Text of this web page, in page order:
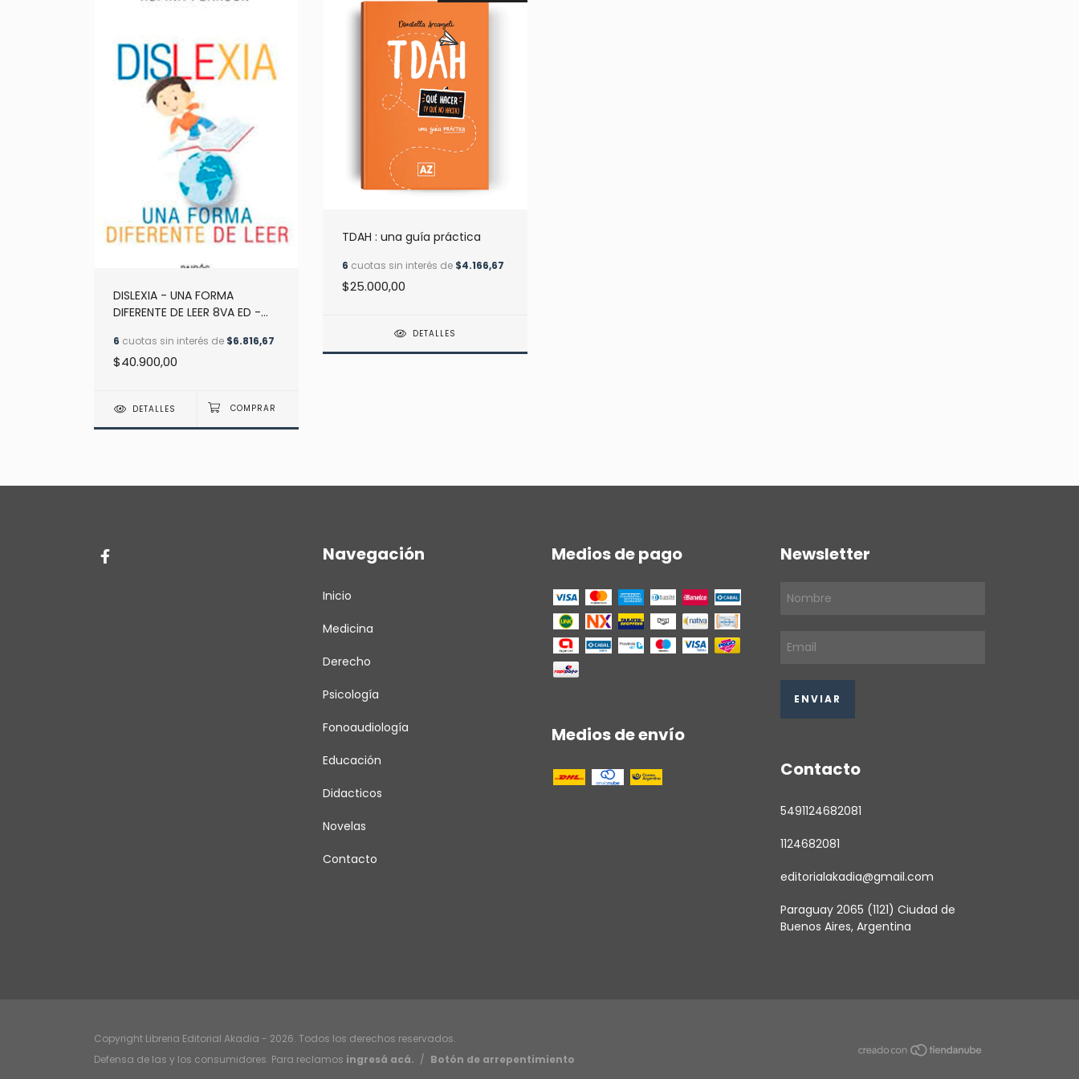
DISLEXIA - UNA FORMA
DIFERENTE DE LEER 8VA ED -
6 cuotas sin interés de $6.816,67
$40.900,00
DETALLES
TDAH : una guía práctica
6 cuotas sin interés de $4.166,67
$25.000,00
DETALLES
Navegación
Inicio
Medicina
Derecho
Psicología
Fonoaudiología
Educación
Didacticos
Novelas
Contacto
Medios de pago
Medios de envío
Newsletter
Contacto
5491124682081
1124682081
editorialakadia@gmail.com
Paraguay 2065 (1121) Ciudad de
Buenos Aires, Argentina
Copyright Libreria Editorial Akadia - 2026. Todos los derechos reservados.
Defensa de las y los consumidores. Para reclamos ingresá acá. / Botón de arrepentimiento